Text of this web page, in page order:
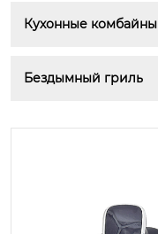
Кухонные комбайны
Бездымный гриль